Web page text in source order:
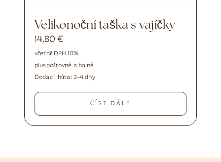
Velikonoční taška s vajíčky
14,80€
včetně DPH 10%
pluspoštovné a balné
Dodací lhůta: 2–4 dny
ČÍST DÁLE